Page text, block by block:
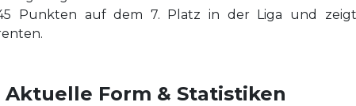
Punkten auf dem 7. Platz in der Liga und
Aktuelle Form & Statistiken